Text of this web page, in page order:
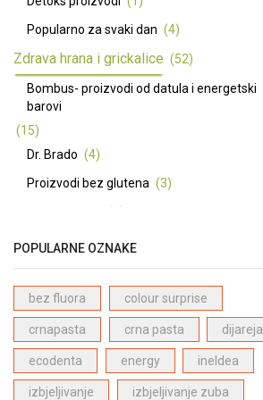
Popularno za svaki dan (4)
Zdrava hrana i grickalice (52)
Bombus- proizvodi od datula i energetski
barovi
(15)
Dr. Brado (4)
Proizvodi bez glutena (3)
(7)
Basmati riža dugo zrno - Pansari
Začini (5)
Ma Baker energetske i proteinske pločice
(12)
Prirodni zaslađivači (4)
Prirodna kozmetika (66)
POPULARNE OZNAKE
bez fluora colour surprise
crnapasta crna pasta dijareja
ecodenta energy ineldea
izbjeljivanje izbjeljivanje zuba